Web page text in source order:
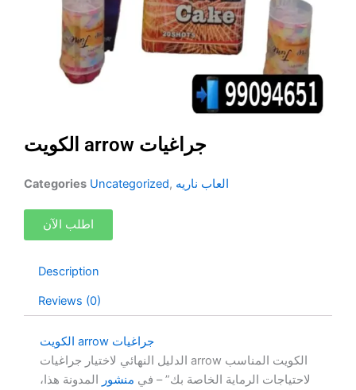
الكويت arrow جراغيات
Categories Uncategorized, العاب ناريه
اطلب الآن
Description
Reviews (0)
الكويت arrow جراغيات
الدليل النهائي لاختيار جراغيات arrow الكويت المناسب
لاحتياجات الرماية الخاصة بك” – في منشور المدونة هذا،